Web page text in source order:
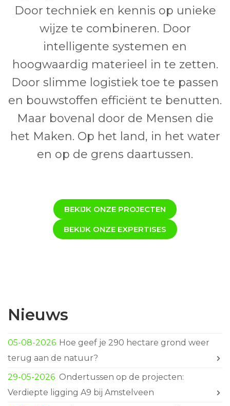
Door techniek en kennis op unieke
wijze te combineren. Door
intelligente systemen en
hoogwaardig materieel in te zetten.
Door slimme logistiek toe te passen
en bouwstoffen efficiënt te benutten.
Maar bovenal door de Mensen die
het Maken. Op het land, in het water
en op de grens daartussen.
BEKIJK ONZE PROJECTEN
BEKIJK ONZE EXPERTISES
Nieuws
05-08-2026 Hoe geef je 290 hectare grond weer
terug aan de natuur?
29-05-2026 Ondertussen op de projecten:
Verdiepte ligging A9 bij Amstelveen